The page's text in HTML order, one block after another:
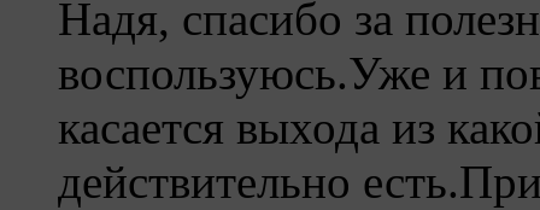
Надя, спасибо за
воспользуюсь.Уже и
касается выхода из
действительно